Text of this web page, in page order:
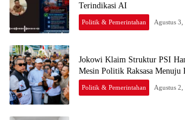
Terindikasi AI
Politik & Pemerintahan Agustus 3,
Jokowi Klaim Struktur PSI
Mesin Politik Raksasa Menuju
Politik & Pemerintahan Agustus 2,